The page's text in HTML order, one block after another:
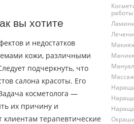
вы хотите
и недостатков
кожи, различными
подчеркнуть, что
салона красоты. Его
косметолога —
их причину и
клиентам терапевтические
работы
Массаж